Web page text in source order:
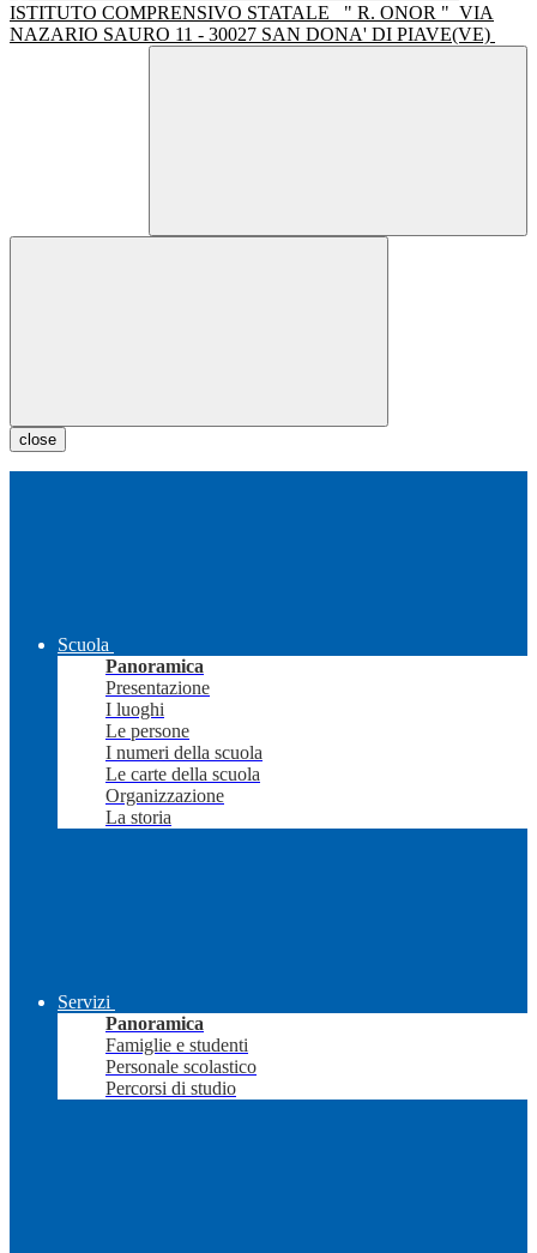
ISTITUTO COMPRENSIVO STATALE " R. ONOR " VIA
NAZARIO SAURO 11 - 30027 SAN DONA' DI PIAVE(VE)
close
Scuola
Panoramica
Presentazione
I luoghi
Le persone
I numeri della scuola
Le carte della scuola
Organizzazione
La storia
Servizi
Panoramica
Famiglie e studenti
Personale scolastico
Percorsi di studio